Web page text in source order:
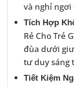
và nghỉ
Tích Hợp
Rẻ Cho Trẻ
đùa dưới
tư duy sáng
Tiết Kiệm